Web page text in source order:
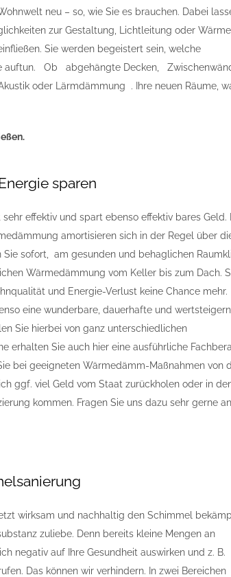
neu – so, wie Sie es brauchen. Dabei
zur Gestaltung, Lichtleitung oder
Sie werden begeistert sein, welche
auftun. Ob abgehängte Decken,
oder Lärmdämmung . Ihre neuen Räume,
sparen
effektiv und spart ebenso effektiv bares Geld.
amortisieren sich in der Regel über
Sie sofort, am gesunden und behaglichen
Wärmedämmung vom Keller bis zum Dach.
und Energie-Verlust keine Chance mehr.
eine wunderbare, dauerhafte und
Sie hierbei von ganz unterschiedlichen
erhalten Sie auch hier eine ausführliche
bei geeigneten Wärmedämm-Maßnahmen von
ggf. viel Geld vom Staat zurückholen oder in
kommen. Fragen Sie uns dazu sehr gerne
wirksam und nachhaltig den Schimmel
zuliebe. Denn bereits kleine Mengen an
negativ auf Ihre Gesundheit auswirken und z. B.
Das können wir verhindern. In zwei Bereichen